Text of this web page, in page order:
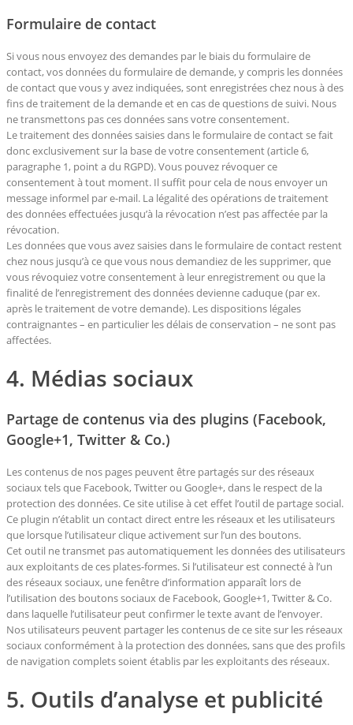
Formulaire de contact
Si vous nous envoyez des demandes par le biais du formulaire de
contact, vos données du formulaire de demande, y compris les données
de contact que vous y avez indiquées, sont enregistrées chez nous à des
fins de traitement de la demande et en cas de questions de suivi. Nous
ne transmettons pas ces données sans votre consentement.
Le traitement des données saisies dans le formulaire de contact se fait
donc exclusivement sur la base de votre consentement (article 6,
paragraphe 1, point a du RGPD). Vous pouvez révoquer ce
consentement à tout moment. Il suffit pour cela de nous envoyer un
message informel par e-mail. La légalité des opérations de traitement
des données effectuées jusqu’à la révocation n’est pas affectée par la
révocation.
Les données que vous avez saisies dans le formulaire de contact restent
chez nous jusqu’à ce que vous nous demandiez de les supprimer, que
vous révoquiez votre consentement à leur enregistrement ou que la
finalité de l’enregistrement des données devienne caduque (par ex.
après le traitement de votre demande). Les dispositions légales
contraignantes – en particulier les délais de conservation – ne sont pas
affectées.
4. Médias sociaux
Partage de contenus via des plugins (Facebook,
Google+1, Twitter & Co.)
Les contenus de nos pages peuvent être partagés sur des réseaux
sociaux tels que Facebook, Twitter ou Google+, dans le respect de la
protection des données. Ce site utilise à cet effet l’outil de partage social.
Ce plugin n’établit un contact direct entre les réseaux et les utilisateurs
que lorsque l’utilisateur clique activement sur l’un des boutons.
Cet outil ne transmet pas automatiquement les données des utilisateurs
aux exploitants de ces plates-formes. Si l’utilisateur est connecté à l’un
des réseaux sociaux, une fenêtre d’information apparaît lors de
l’utilisation des boutons sociaux de Facebook, Google+1, Twitter & Co.
dans laquelle l’utilisateur peut confirmer le texte avant de l’envoyer.
Nos utilisateurs peuvent partager les contenus de ce site sur les réseaux
sociaux conformément à la protection des données, sans que des profils
de navigation complets soient établis par les exploitants des réseaux.
5. Outils d’analyse et publicité